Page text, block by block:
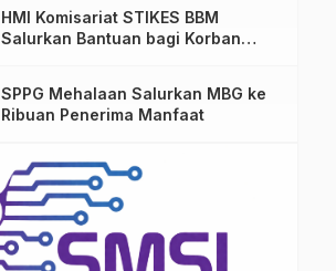
HMI Komisariat STIKES BBM
Salurkan Bantuan bagi Korban
SPPG Mehalaan Salurkan MBG ke
Ribuan Penerima Manfaat